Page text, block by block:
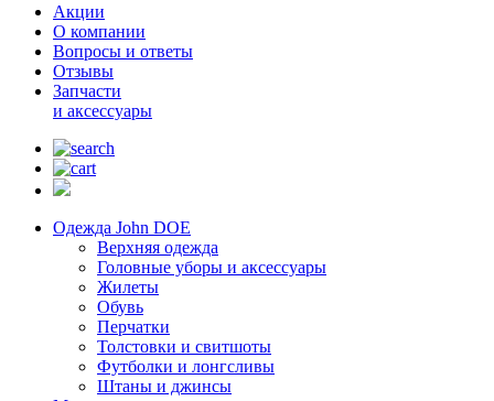
Акции
О компании
Вопросы и ответы
Отзывы
Запчасти
и аксессуары
Одежда John DOE
Верхняя одежда
Головные уборы и аксессуары
Жилеты
Обувь
Перчатки
Толстовки и свитшоты
Футболки и лонгсливы
Штаны и джинсы